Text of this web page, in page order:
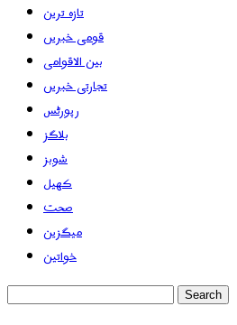
تازہ ترین
قومی خبریں
بین الاقوامی
تجارتی خبریں
رپورٹس
بلاگز
شوبز
کھیل
صحت
میگزین
خواتین